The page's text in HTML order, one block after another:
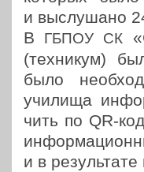
и выслу­ша­но
В
ГБПОУ СК
(тех­ни­кум)
было
училища
чить по QR-
и в